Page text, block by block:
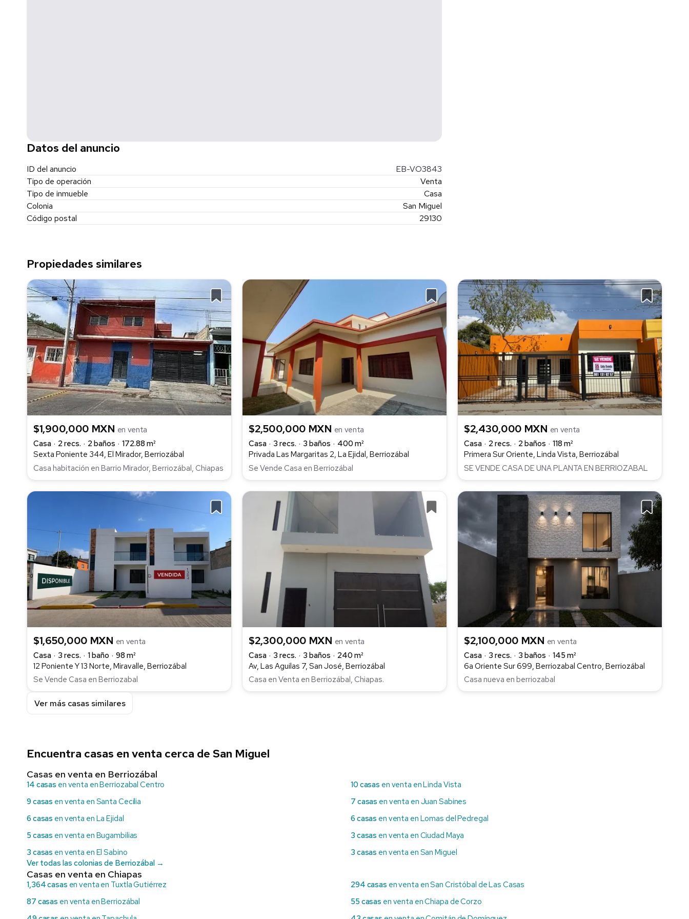
Datos del anuncio
ID del anuncio
EB-VO3843
Tipo de operación
Venta
Tipo de inmueble
Casa
Colonia
San Miguel
Código postal
29130
Propiedades similares
$1,900,000 MXN en venta
Casa
2 recs. 2 baños
172.88 m²
Sexta Poniente 344, El Mirador, Berriozábal
Casa habitación en Barrio Mirador, Berriozábal, Chiapas
$2,500,000 MXN en venta
Casa
3 recs. 3 baños
400 m²
Privada Las Margaritas 2, La Ejidal, Berriozábal
Se Vende Casa en Berriozábal
$2,430,000 MXN en venta
Casa
2 recs. 2 baños
118 m²
Primera Sur Oriente, Linda Vista, Berriozábal
SE VENDE CASA DE UNA PLANTA EN BERRIOZABAL
$1,650,000 MXN en venta
Casa
3 recs. 1 baño
98 m²
12 Poniente Y 13 Norte, Miravalle, Berriozábal
Se Vende Casa en Berriozabal
$2,300,000 MXN en venta
Casa
3 recs. 3 baños
240 m²
Av, Las Aguilas 7, San José, Berriozábal
Casa en Venta en Berriozábal, Chiapas.
$2,100,000 MXN en venta
Casa
3 recs. 3 baños
145 m²
6a Oriente Sur 699, Berriozabal Centro, Berriozábal
Casa nueva en berriozabal
Ver más casas similares
Encuentra casas en venta cerca de San Miguel
Casas en venta en Berriozábal
14 casas en venta en Berriozabal Centro 10 casas en venta en Linda Vista
9 casas en venta en Santa Cecilia 7 casas en venta en Juan Sabines
6 casas en venta en La Ejidal 6 casas en venta en Lomas del Pedregal
5 casas en venta en Bugambilias 3 casas en venta en Ciudad Maya
3 casas en venta en El Sabino 3 casas en venta en San Miguel
Ver todas las colonias de Berriozábal →
Casas en venta en Chiapas
1,364 casas en venta en Tuxtla Gutiérrez 294 casas en venta en San Cristóbal de Las Casas
87 casas en venta en Berriozábal 55 casas en venta en Chiapa de Corzo